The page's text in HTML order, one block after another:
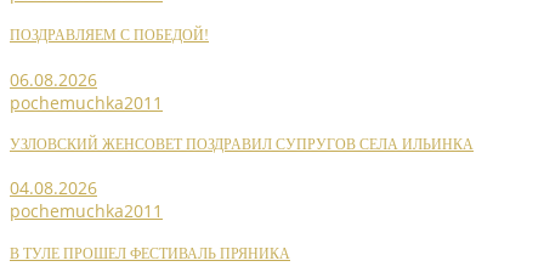
ПОЗДРАВЛЯЕМ С ПОБЕДОЙ!
06.08.2026
pochemuchka2011
УЗЛОВСКИЙ ЖЕНСОВЕТ ПОЗДРАВИЛ СУПРУГОВ СЕЛА ИЛЬИНКА
04.08.2026
pochemuchka2011
В ТУЛЕ ПРОШЕЛ ФЕСТИВАЛЬ ПРЯНИКА